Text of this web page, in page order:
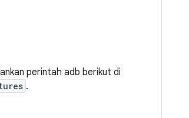
perintah adb berikut di
.